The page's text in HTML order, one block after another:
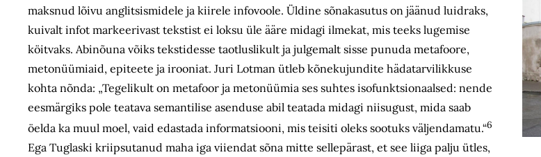
maksnud lõivu anglitsismidele ja kiirele infovoole. Üldine sõnakasutus on jäänud luidraks,
kuivalt infot markeerivast tekstist ei loksu üle ääre midagi ilmekat, mis teeks lugemise
köitvaks. Abinõuna võiks tekstidesse taotluslikult ja julgemalt sisse punuda metafoore,
metonüümiaid, epiteete ja irooniat. Juri Lotman ütleb kõne­kujundite hädatarvilikkuse
kohta nõnda: „Tegelikult on metafoor ja metonüümia ses suhtes isofunktsionaalsed: nende
eesmärgiks pole teatava semantilise asenduse abil teatada midagi niisugust, mida saab
öelda ka muul moel, vaid edastada informatsiooni, mis teisiti oleks sootuks väljendamatu.“6
Ega Tuglaski kriipsutanud maha iga viiendat sõna mitte sellepärast, et see liiga palju ütles,